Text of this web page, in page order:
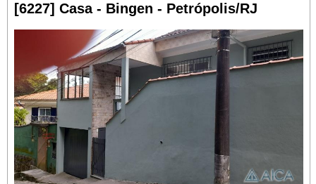
[6227] Casa - Bingen - Petrópolis/RJ